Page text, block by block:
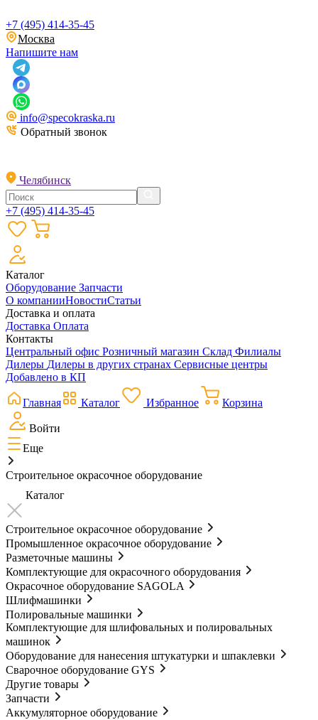
+7 (495) 414-35-45
Москва
Напишите нам
info@specokraska.ru
Обратный звонок
Челябинск
+7 (495) 414-35-45
Каталог
Оборудование Запчасти
О компанииНовостиСтатьи
Доставка и оплата
Доставка Оплата
Контакты
Центральный офис Розничный магазин Склад Филиалы
Дилеры Дилеры в других странах Сервисные центры
Добавлено в КП
Главная Каталог Избранное Корзина
Войти
Еще
Строительное окрасочное оборудование
Каталог
Строительное окрасочное оборудование
Промышленное окрасочное оборудование
Разметочные машины
Комплектующие для окрасочного оборудования
Окрасочное оборудование SAGOLA
Шлифмашинки
Полировальные машинки
Комплектующие для шлифовальных и полировальных
машинок
Оборудование для нанесения штукатурки и шпаклевки
Сварочное оборудование GYS
Другие товары
Запчасти
Аккумуляторное оборудование